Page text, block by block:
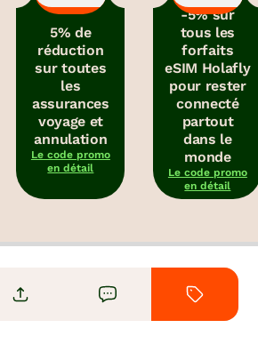
5% de
réduction
sur toutes
les
assurances
voyage et
annulation
Le code promo
en détail
-5% sur
tous les
forfaits
eSIM Holafly
pour rester
connecté
partout
dans le
monde
Le code promo
en détail